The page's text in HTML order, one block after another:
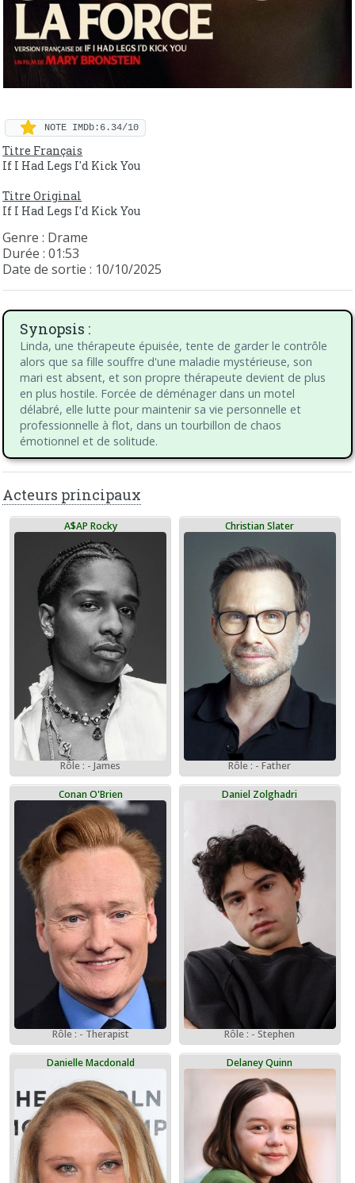
NOTE IMDb:6.34/10
Titre Français
If I Had Legs I'd Kick You
Titre Original
If I Had Legs I'd Kick You
Genre : Drame
Durée : 01:53
Date de sortie : 10/10/2025
Synopsis :
Linda, une thérapeute épuisée, tente de garder le contrôle
alors que sa fille souffre d'une maladie mystérieuse, son
mari est absent, et son propre thérapeute devient de plus
en plus hostile. Forcée de déménager dans un motel
délabré, elle lutte pour maintenir sa vie personnelle et
professionnelle à flot, dans un tourbillon de chaos
émotionnel et de solitude.
Acteurs principaux
A$AP Rocky
Rôle : - James
Christian Slater
Rôle : - Father
Conan O'Brien
Rôle : - Therapist
Daniel Zolghadri
Rôle : - Stephen
Danielle Macdonald Delaney Quinn